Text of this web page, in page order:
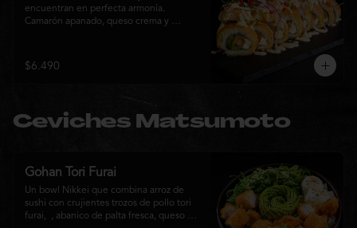
encuentran en perfecta armonía.
Camarón apanado, queso crema y
corona con salmón y pescado blanco en
tempura, cebolla morada, una sedosa
logrando una experiencia intensa,
equilibrada y auténticamente nikkei.
$6.490
Ceviches Matsumoto
Gohan Tori Furai
Un bowl Nikkei que combina arroz de
sushi con crujientes trozos de pollo tori
furai,  , abanico de palta fresca, queso